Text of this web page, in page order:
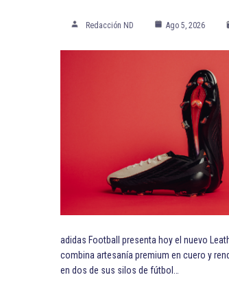
Redacción ND Ago 5, 2026
adidas Football presenta hoy el nuevo
combina artesanía premium en cuero y
en dos de sus silos de fútbol…